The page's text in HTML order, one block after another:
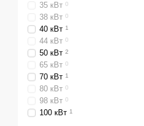
35 кВт 0
38 кВт 0
40 кВт 1
44 кВт 0
50 кВт 2
65 кВт 0
70 кВт 1
80 кВт 0
98 кВт 0
100 кВт 1